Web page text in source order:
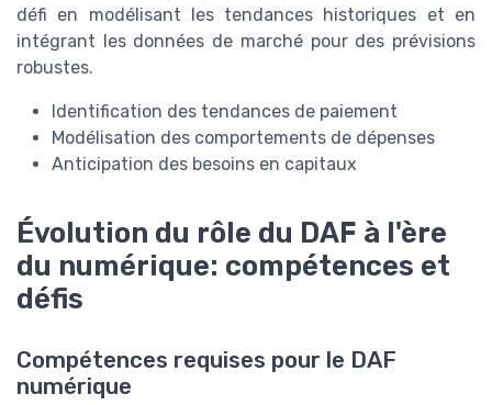
défi en modélisant les tendances historiques et en
intégrant les données de marché pour des prévisions
robustes.
Identification des tendances de paiement
Modélisation des comportements de dépenses
Anticipation des besoins en capitaux
Évolution du rôle du DAF à l'ère
du numérique: compétences et
défis
Compétences requises pour le DAF
numérique